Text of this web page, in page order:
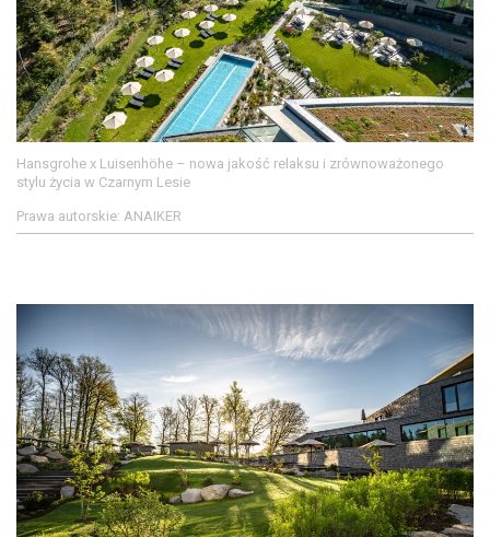
Hansgrohe x Luisenhöhe – nowa jakość relaksu i zrównoważonego
stylu życia w Czarnym Lesie
Prawa autorskie: ANAIKER